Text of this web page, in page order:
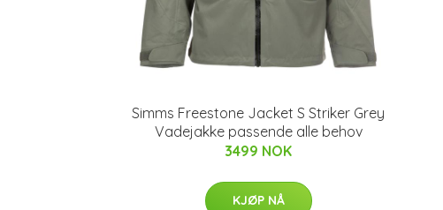
Simms Freestone Jacket S Striker Grey
Vadejakke passende alle behov
3499 NOK
KJØP NÅ